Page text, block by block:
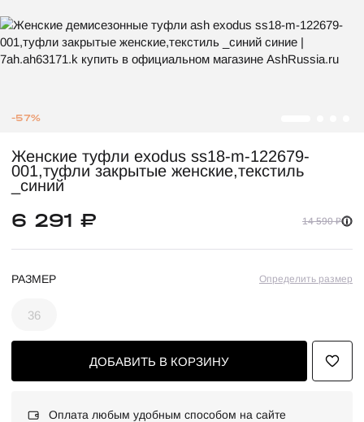
-57%
Женские туфли exodus ss18-m-122679-
001,туфли закрытые женские,текстиль
_синий
6 291 ₽ 14 590 ₽
РАЗМЕР Определить размер
36
ДОБАВИТЬ В КОРЗИНУ
Оплата любым удобным способом на сайте